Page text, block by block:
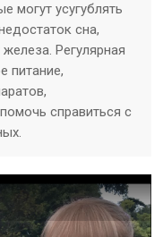
могут усугублять
сна,
Регулярная
питание,
справиться с